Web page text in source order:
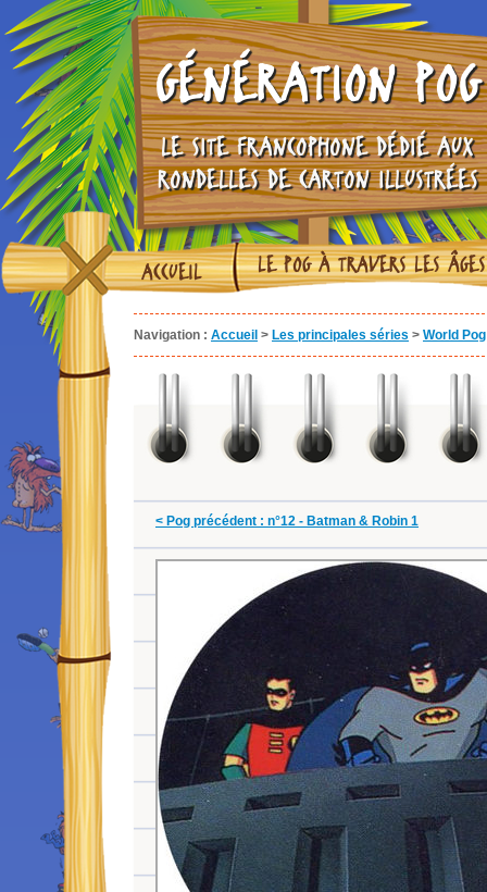
GÉNÉRATION POG
LE SITE FRANCOPHONE DÉDIÉ AUX
RONDELLES DE CARTON ILLUSTRÉES
ACCUEIL LE POG À TRAVERS LES ÂGES
Navigation : Accueil > Les principales séries > World
< Pog précédent : n°12 - Batman & Robin 1